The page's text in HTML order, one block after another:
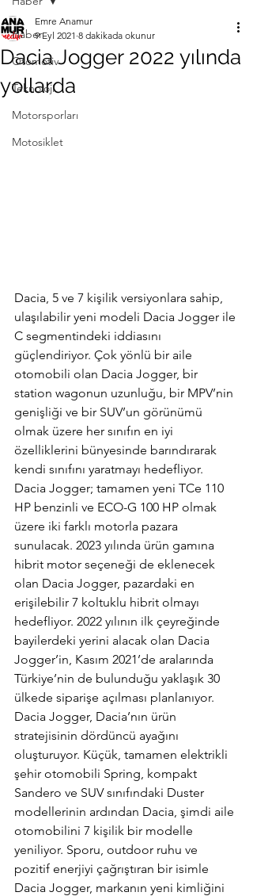
Haber
Otomotiv
Teknoloji
Motorsporları
Motosiklet
Dacia Jogger 2022 yılında
yollarda
Emre Anamur
9 Eyl 2021 8 dakikada okunur
Dacia, 5 ve 7 kişilik versiyonlara sahip,
ulaşılabilir yeni modeli Dacia Jogger ile
C segmentindeki iddiasını
güçlendiriyor. Çok yönlü bir aile
otomobili olan Dacia Jogger, bir
station wagonun uzunluğu, bir MPV’nin
genişliği ve bir SUV’un görünümü
olmak üzere her sınıfın en iyi
özelliklerini bünyesinde barındırarak
kendi sınıfını yaratmayı hedefliyor.
Dacia Jogger; tamamen yeni TCe 110
HP benzinli ve ECO-G 100 HP olmak
üzere iki farklı motorla pazara
sunulacak. 2023 yılında ürün gamına
hibrit motor seçeneği de eklenecek
olan Dacia Jogger, pazardaki en
erişilebilir 7 koltuklu hibrit olmayı
hedefliyor. 2022 yılının ilk çeyreğinde
bayilerdeki yerini alacak olan Dacia
Jogger’in, Kasım 2021’de aralarında
Türkiye’nin de bulunduğu yaklaşık 30
ülkede siparişe açılması planlanıyor.
Dacia Jogger, Dacia’nın ürün
stratejisinin dördüncü ayağını
oluşturuyor. Küçük, tamamen elektrikli
şehir otomobili Spring, kompakt
Sandero ve SUV sınıfındaki Duster
modellerinin ardından Dacia, şimdi aile
otomobilini 7 kişilik bir modelle
yeniliyor. Sporu, outdoor ruhu ve
pozitif enerjiyi çağrıştıran bir isimle
Dacia Jogger, markanın yeni kimliğini